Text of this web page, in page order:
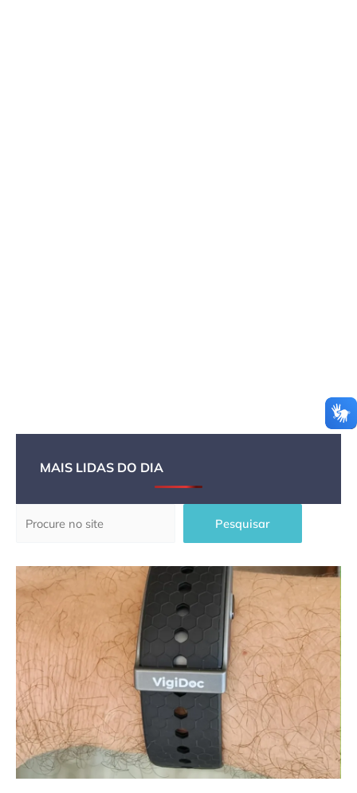
MAIS LIDAS DO DIA
Pesquisar